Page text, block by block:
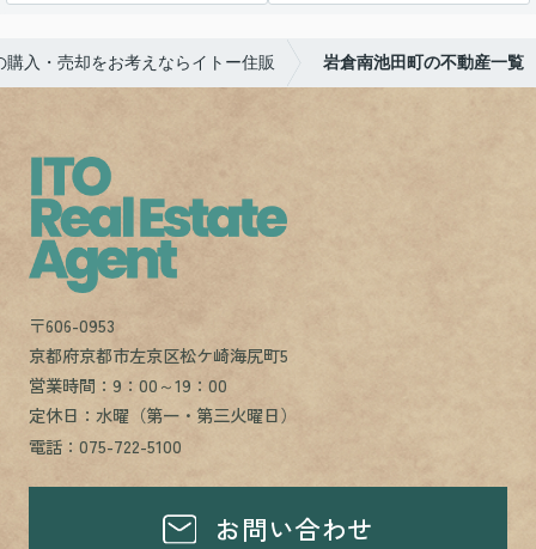
入・売却をお考えならイトー住販 岩倉南池田町の不動産一覧
〒606-0953
京都府京都市左京区松ケ崎海尻町5
営業時間：9：00～19：00
定休日：水曜（第一・第三火曜日）
電話：075-722-5100
お問い合わせ